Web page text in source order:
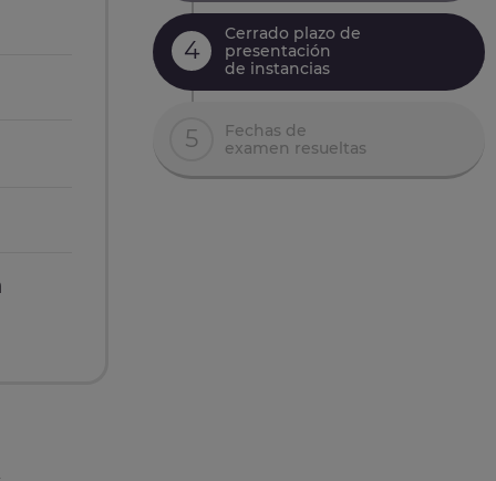
4
Cerrado plazo de
presentación
de instancias
5
Fechas de
examen resueltas